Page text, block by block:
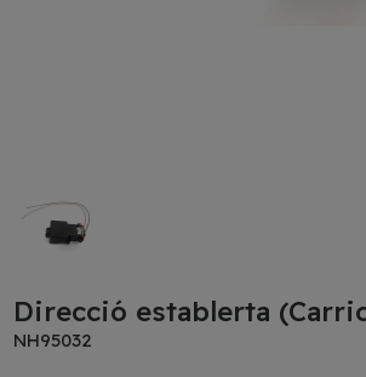
Direcció establerta
NH95032